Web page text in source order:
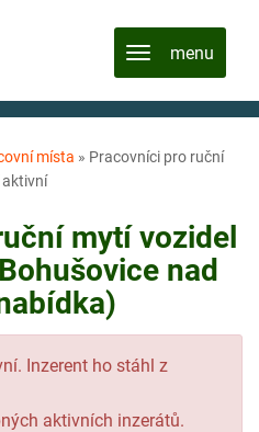
místa » Pracovníci pro ruční
aktivní
mytí vozidel
nad
Inzerent ho stáhl z
aktivních inzerátů.